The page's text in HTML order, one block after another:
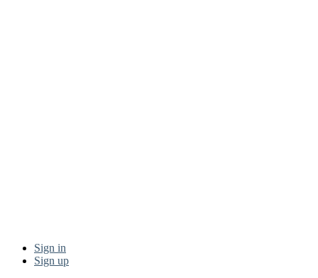
Sign in
Sign up